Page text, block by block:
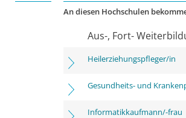
An diesen Hochschulen
Aus-, Fort-
Heilerziehungspfleger/in
Gesundheits- und
Informatikkaufmann/-frau